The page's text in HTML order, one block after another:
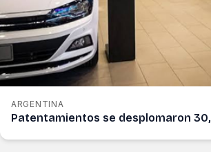
ARGENTINA
Patentamientos se desplomaron